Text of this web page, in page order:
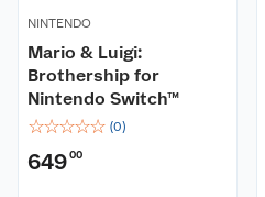
NINTENDO
Mario & Luigi:
Brothership for
Nintendo Switch™
☆☆☆☆☆ (0)
64900
Coop kjeder
Ledige stillinger
Bærekraft
Betalingsalternativer
Leveringsalternativer
Pakkesporing
Åpent kjøp
Coop medlem